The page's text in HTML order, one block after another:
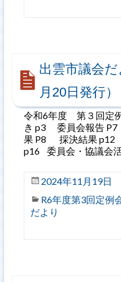
出雲市議会
月20日発行）
令和6年度 第３回定
き p3 委員会報告
果 P8 採決結果 p12
p16 委員会・協議会
2024年11月19日
R6年度第3回定例
だより